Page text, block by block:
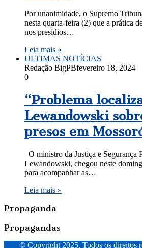
Por unanimidade, o Supremo
nesta quarta-feira (2) que a prática
nos presídios…
Leia mais »
ULTIMAS NOTÍCIAS
Redação BigPBfevereiro 18, 2024
0
“Problema
Lewandowski
presos em
O ministro da Justiça e Segurança
Lewandowski, chegou neste
para acompanhar as…
Leia mais »
Propaganda
Propagandas
© Copyright 2025, Todos os direitos